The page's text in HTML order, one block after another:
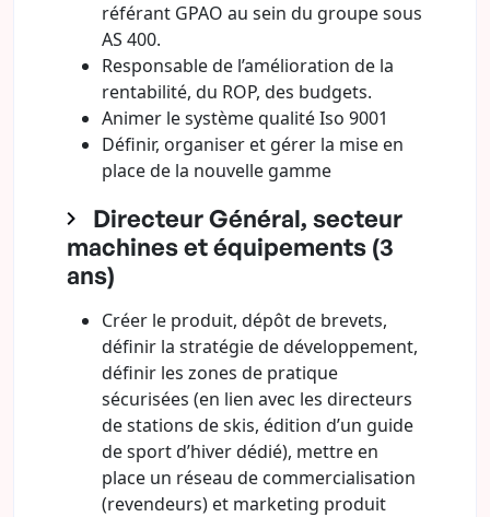
référant GPAO au sein du groupe sous
AS 400.
Responsable de l’amélioration de la
rentabilité, du ROP, des budgets.
Animer le système qualité Iso 9001
Définir, organiser et gérer la mise en
place de la nouvelle gamme
Directeur Général, secteur
machines et équipements (3
ans)
Créer le produit, dépôt de brevets,
définir la stratégie de développement,
définir les zones de pratique
sécurisées (en lien avec les directeurs
de stations de skis, édition d’un guide
de sport d’hiver dédié), mettre en
place un réseau de commercialisation
(revendeurs) et marketing produit